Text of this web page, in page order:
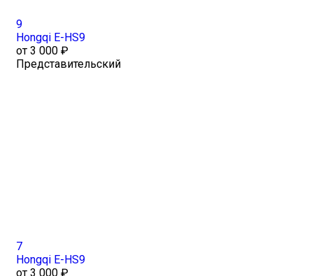
9
Hongqi E-HS9
от 3 000 ₽
Представительский
7
Hongqi E-HS9
от 3 000 ₽